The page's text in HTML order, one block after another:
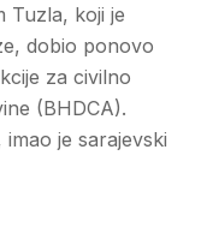
Tuzla, koji je
dobio ponovo
za civilno
(BHDCA).
je sarajevski